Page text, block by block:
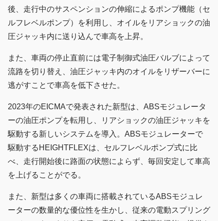
後、走行中のサスペンションの伸縮によるポンプ機能（セ
ルフレベルポンプ）を利用し、オイルをリアショックの油
圧ジャッキ内に送り込んで車高を上昇。
また、車両の停止直前には電子制御式油圧バルブによって
流路を切り替え、油圧ジャッキ内のオイルをリザーバーに
逃がすことで車高を低下させた。
2023年のEICMAで発表された新型は、ABSモジュレータ
ーの油圧ポンプを転用し、リアショックの油圧ジャッキを
駆動する新しいシステムを導入。ABSモジュレーターで
駆動するHEIGHTFLEXは、セルフレベルポンプ式に比
べ、走行開始後に路面の状態によらず、毎回安定して車高
を上げることがでる。
また、新型は多くの車両に搭載されているABSモジュレ
ーターの数量的な優位性を生かし、従来の電動スプリング